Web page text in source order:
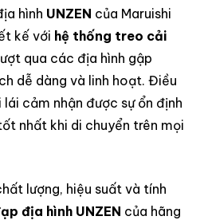
hình UNZEN của Maruishi
kế với hệ thống treo cải
qua các địa hình gập
dễ dàng và linh hoạt. Điều
lái cảm nhận được sự ổn định
nhất khi di chuyển trên mọi
lượng, hiệu suất và tính
địa hình UNZEN của hãng